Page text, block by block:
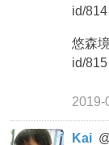
id/814
悠森
id/815
2019-
Kai